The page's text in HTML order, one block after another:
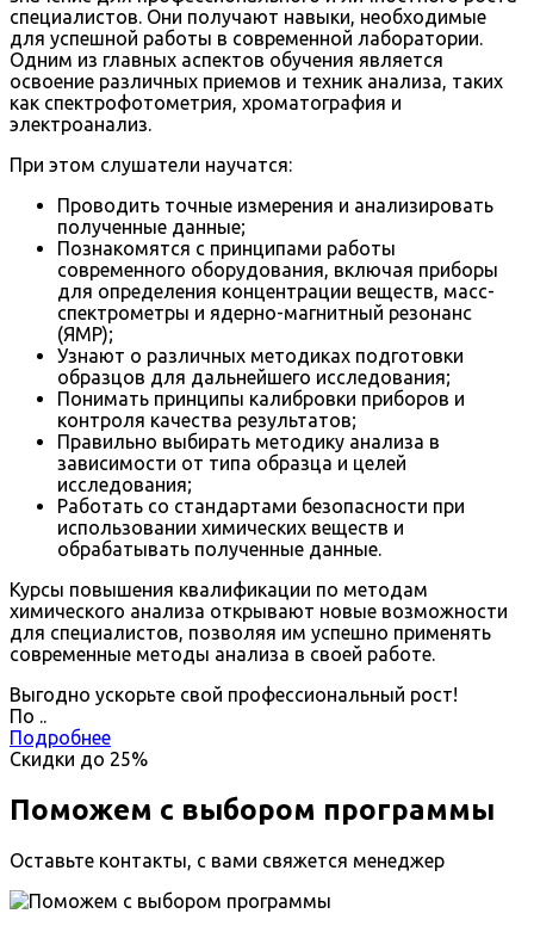
специалистов. Они получают навыки, необходимые
для успешной работы в современной лаборатории.
Одним из главных аспектов обучения является
освоение различных приемов и техник анализа, таких
как спектрофотометрия, хроматография и
электроанализ.
При этом слушатели научатся:
Проводить точные измерения и анализировать
полученные данные;
Познакомятся с принципами работы
современного оборудования, включая приборы
для определения концентрации веществ, масс-
спектрометры и ядерно-магнитный резонанс
(ЯМР);
Узнают о различных методиках подготовки
образцов для дальнейшего исследования;
Понимать принципы калибровки приборов и
контроля качества результатов;
Правильно выбирать методику анализа в
зависимости от типа образца и целей
исследования;
Работать со стандартами безопасности при
использовании химических веществ и
обрабатывать полученные данные.
Курсы повышения квалификации по методам
химического анализа открывают новые возможности
для специалистов, позволяя им успешно применять
современные методы анализа в своей работе.
Выгодно ускорьте свой профессиональный рост!
По ..
Подробнее
Скидки до 25%
Поможем с выбором программы
Оставьте контакты, с вами свяжется менеджер